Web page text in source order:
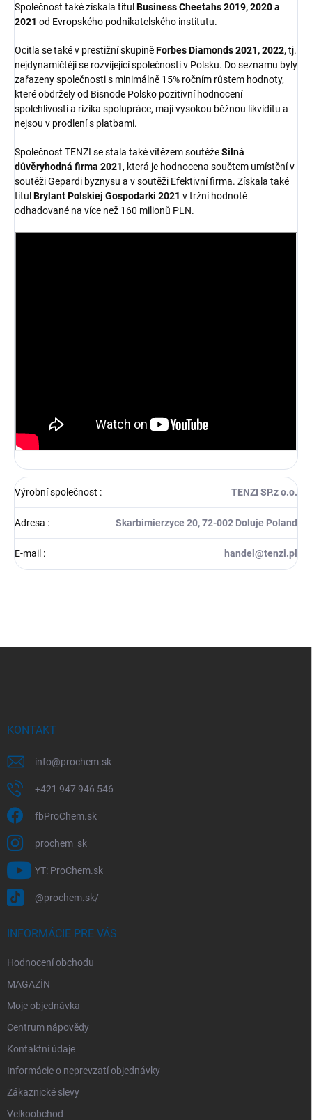
Společnost také získala titul Business Cheetahs 2019, 2020 a
2021 od Evropského podnikatelského institutu.
Ocitla se také v prestižní skupiněForbes Diamonds 2021, 2022,tj.
nejdynamičtěji se rozvíjející společnosti v Polsku. Do seznamu byly
zařazeny společnosti s minimálně 15% ročním růstem hodnoty,
které obdržely od Bisnode Polsko pozitivní hodnocení
spolehlivosti a rizika spolupráce, mají vysokou běžnou likviditu a
nejsou v prodlení s platbami.
Společnost TENZI se stala také vítězem soutěžeSilná
důvěryhodná firma 2021, která je hodnocena součtem umístění v
soutěži Gepardi byznysu a v soutěži Efektivní firma. Získala také
titul Brylant Polskiej Gospodarki 2021 v tržní hodnotě
odhadované na více než 160 milionů PLN.
Výrobní společnost : TENZI SP.z o.o.
Adresa : Skarbimierzyce 20, 72-002 Doluje Poland
E-mail : handel@tenzi.pl
KONTAKT
info@prochem.sk
+421 947 946 546
fbProChem.sk
prochem_sk
YT: ProChem.sk
@prochem.sk/
INFORMÁCIE PRE VÁS
Hodnocení obchodu
MAGAZÍN
Moje objednávka
Centrum nápovědy
Kontaktní údaje
Informácie o neprevzatí objednávky
Zákaznické slevy
Velkoobchod